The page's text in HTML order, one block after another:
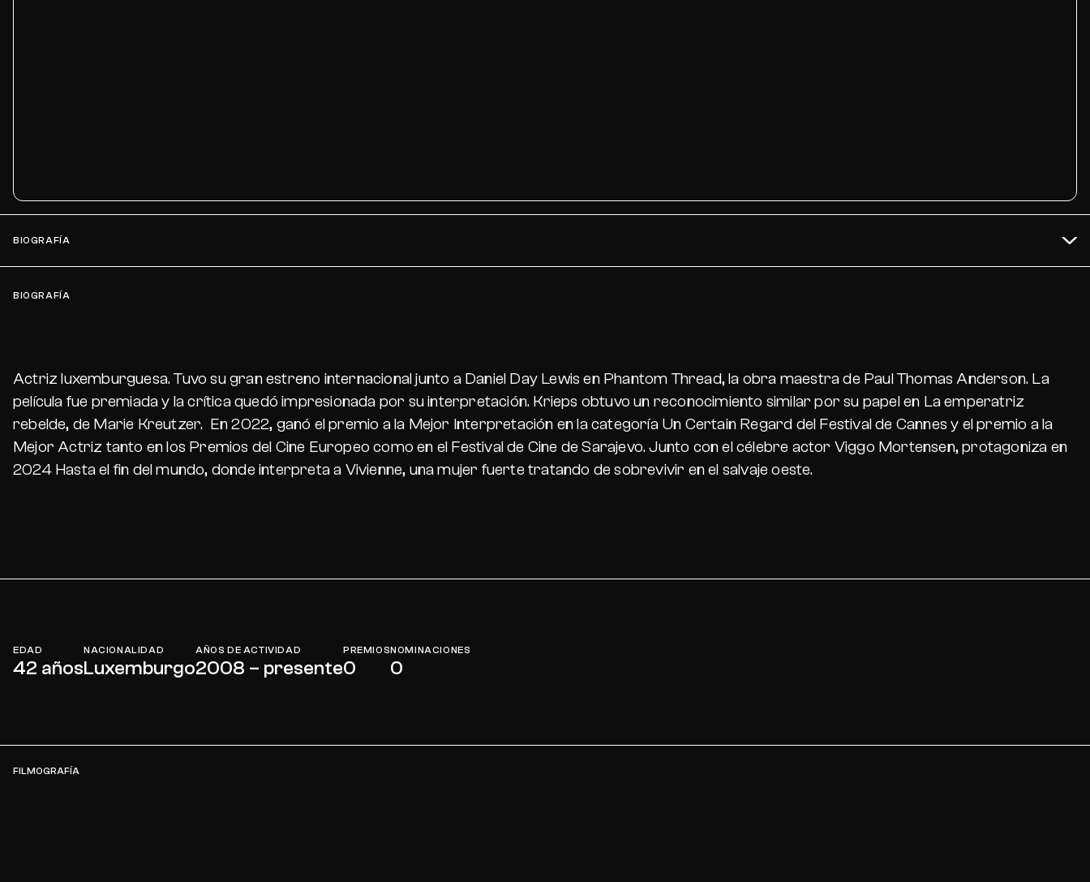
BIOGRAFÍA
BIOGRAFÍA
Actriz luxemburguesa. Tuvo su gran estreno internacional junto a Daniel Day Lewis en Phantom Thread, la obra maestra de Paul Thomas Anderson. La
película fue premiada y la crítica quedó impresionada por su interpretación. Krieps obtuvo un reconocimiento similar por su papel en La emperatriz
rebelde, de Marie Kreutzer. En 2022, ganó el premio a la Mejor Interpretación en la categoría Un Certain Regard del Festival de Cannes y el premio a la
Mejor Actriz tanto en los Premios del Cine Europeo como en el Festival de Cine de Sarajevo. Junto con el célebre actor Viggo Mortensen, protagoniza en
2024 Hasta el fin del mundo, donde interpreta a Vivienne, una mujer fuerte tratando de sobrevivir en el salvaje oeste.
EDAD
42 años
NACIONALIDAD
Luxemburgo
AÑOS DE ACTIVIDAD
2008 – presente
PREMIOS
0
NOMINACIONES
0
FILMOGRAFÍA